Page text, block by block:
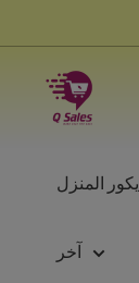
الى
المحتوىQsales
Online
المنزل
آخر